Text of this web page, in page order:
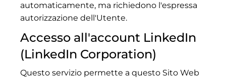
automaticamente, ma richiedono l'espressa
autorizzazione dell'Utente.
Accesso all'account LinkedIn
(LinkedIn Corporation)
Questo servizio permette a questo Sito Web